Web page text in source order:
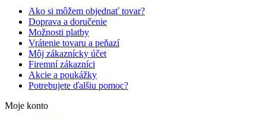
Ako si môžem objednať tovar?
Doprava a doručenie
Možnosti platby
Vrátenie tovaru a peňazí
Môj zákaznícky účet
Firemní zákazníci
Akcie a poukážky
Potrebujete ďalšiu pomoc?
Moje konto